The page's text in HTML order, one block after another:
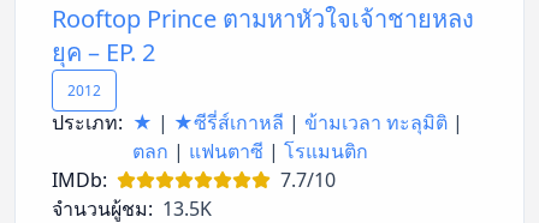
Rooftop Prince ตามหาหัวใจเจ้าชายหลง
ยุค – EP. 2
2012
ประเภท: ★ | ★ซีรี่ส์เกาหลี | ข้ามเวลา ทะลุมิติ |
ตลก | แฟนตาซี | โรแมนติก
IMDb:
7.7/10
จำนวนผู้ชม: 13.5K